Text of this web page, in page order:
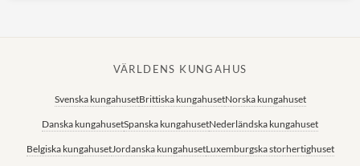
VÄRLDENS KUNGAHUS
Svenska kungahusetBrittiska kungahusetNorska kungahuset
Danska kungahusetSpanska kungahusetNederländska kungahuset
Belgiska kungahusetJordanska kungahusetLuxemburgska storhertighuset